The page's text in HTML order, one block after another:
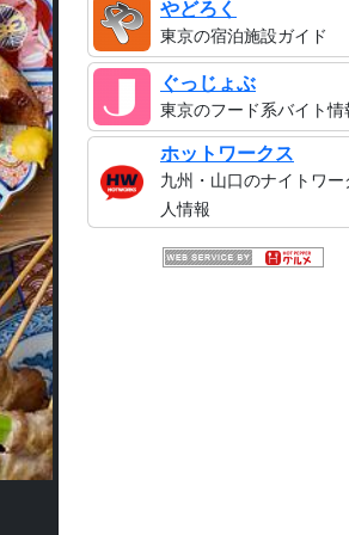
やどろく
東京の宿泊施設ガイド
ぐっじょぶ
東京のフード系バイト情
ホットワークス
九州・山口のナイトワー
人情報